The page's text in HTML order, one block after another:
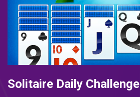
Solitaire Daily Challenge